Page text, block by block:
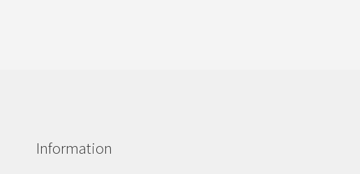
Information